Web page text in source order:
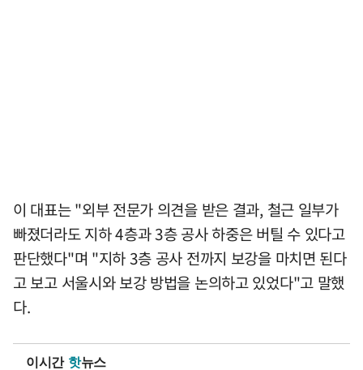
이 대표는 "외부 전문가 의견을 받은 결과, 철근 일부가
빠졌더라도 지하 4층과 3층 공사 하중은 버틸 수 있다고
판단했다"며 "지하 3층 공사 전까지 보강을 마치면 된다
고 보고 서울시와 보강 방법을 논의하고 있었다"고 말했
다.
이시간 핫뉴스